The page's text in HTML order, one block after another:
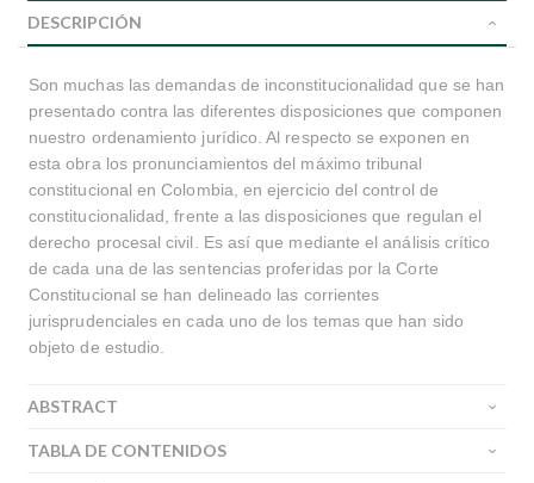
DESCRIPCIÓN
Son muchas las demandas de inconstitucionalidad que se han
presentado contra las diferentes disposiciones que componen
nuestro ordenamiento jurídico. Al respecto se exponen en
esta obra los pronunciamientos del máximo tribunal
constitucional en Colombia, en ejercicio del control de
constitucionalidad, frente a las disposiciones que regulan el
derecho procesal civil. Es así que mediante el análisis crítico
de cada una de las sentencias proferidas por la Corte
Constitucional se han delineado las corrientes
jurisprudenciales en cada uno de los temas que han sido
objeto de estudio.
ABSTRACT
TABLA DE CONTENIDOS